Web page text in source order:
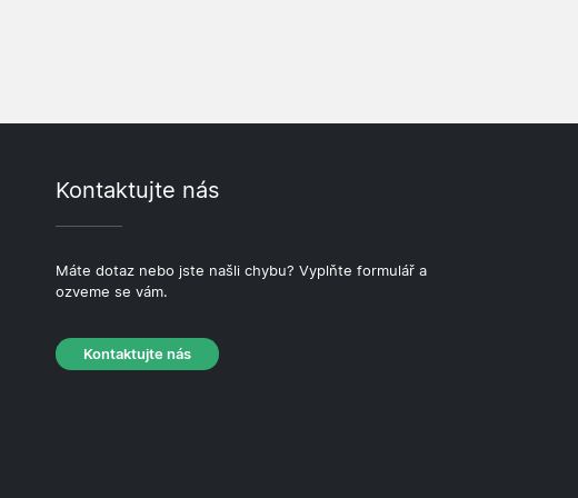
Kontaktujte nás
Máte dotaz nebo jste našli chybu? Vyplňte formulář a
ozveme se vám.
Kontaktujte nás